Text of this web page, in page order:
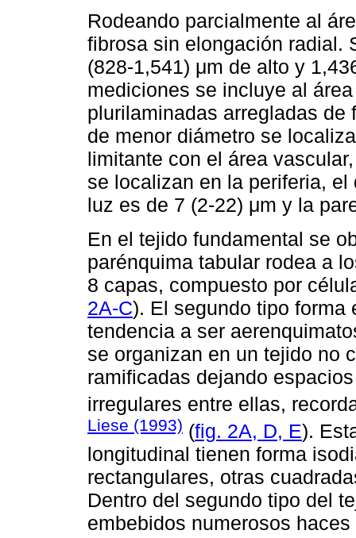
Rodeando parcialmente al
fibrosa sin elongación radial.
(828-1,541) μm de alto y
mediciones se incluye al
plurilaminadas arregladas de
de menor diámetro se
limitante con el área
se localizan en la periferia,
luz es de 7 (2-22) μm y la
En el tejido fundamental se
parénquima tabular rodea a
8 capas, compuesto por
2A-C). El segundo tipo forma
tendencia a ser
se organizan en un tejido no
ramificadas dejando
irregulares entre ellas,
Liese (1993) (fig. 2A, D, E).
longitudinal tienen forma
rectangulares, otras
Dentro del segundo tipo del
embebidos numerosos